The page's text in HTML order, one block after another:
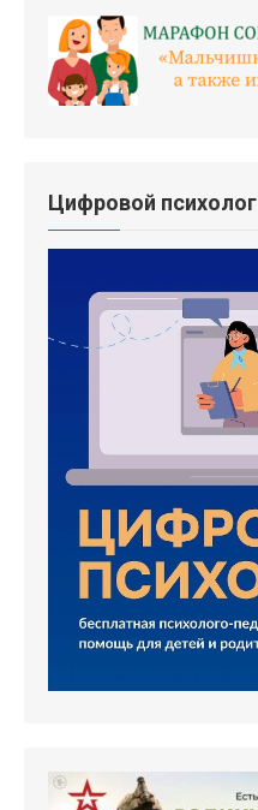
Цифровой психолог